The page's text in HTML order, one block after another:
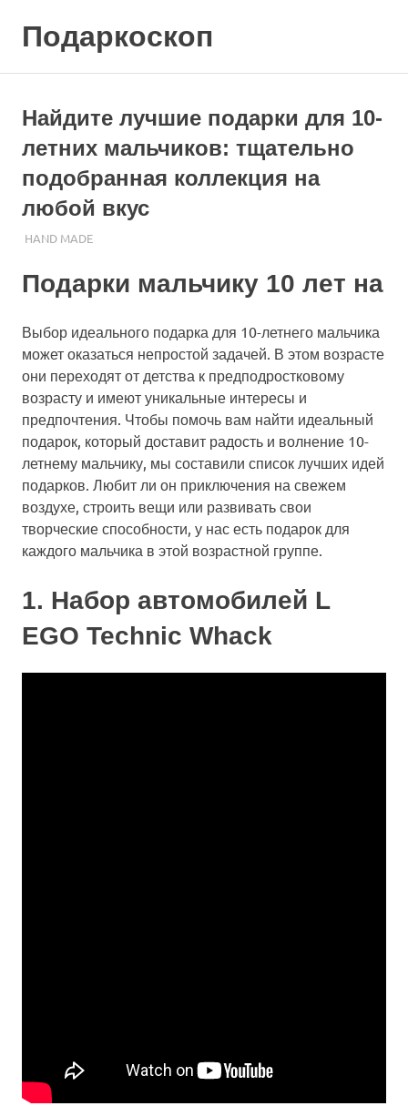
Подаркоскоп
подарить
Найдите лучшие подарки для 10-
летних мальчиков: тщательно
подобранная коллекция на
любой вкус
12.10.2023
ПОДАРЧЕК
HAND MADE
Подарки мальчику 10 лет на
Выбор идеального подарка для 10-летнего мальчика
может оказаться непростой задачей. В этом возрасте
они переходят от детства к предподростковому
возрасту и имеют уникальные интересы и
предпочтения. Чтобы помочь вам найти идеальный
подарок, который доставит радость и волнение 10-
летнему мальчику, мы составили список лучших идей
подарков. Любит ли он приключения на свежем
воздухе, строить вещи или развивать свои
творческие способности, у нас есть подарок для
каждого мальчика в этой возрастной группе.
1. Набор автомобилей L
EGO Technic Whack